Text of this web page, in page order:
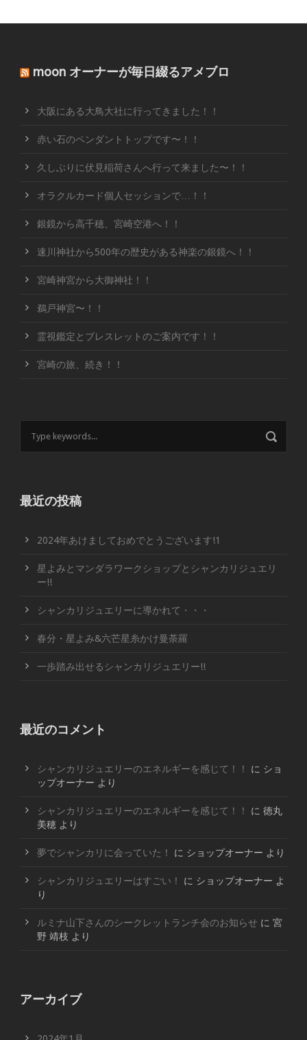
moon オーナーが毎日綴るアメブロ
大阪にある大鳥大社に行ってきました！！
赤い石のペンダントトップです〜！！
久しぶりに伏見稲荷さんへ行って来ました〜！！
オラクルカード個人セッションで…！！
銀鏡から高千穂、宮崎空港へ！！
速川神社から500年の歴史がある神楽の銀鏡へ！！
宮崎神宮から大御神社！！
鵜戸神宮〜！！
霊視鑑定とブレスレットのご案内です！！
宮崎の旅、続き！！
最近の投稿
2024年あけましておめでとうございます!1
星よみとマンダラワークショップとシャンカリジュエリ
ー!!
シャンカリジュエリーに導かれて・・・
春分・星よみ&六芒星糸かけ曼荼羅
一歩踏み出せるシャンカリジュエリー!!
最近のコメント
シャンカリジュエリーのエネルギーを感じて！！ に ショ
ップオーナー より
シャンカリジュエリーのエネルギーを感じて！！ に 徳丸
美穂 より
夢でシャンカリに会っていた！ に ショップオーナー より
シャンカリジュエリーはすごい！ に ショップオーナー よ
り
ルミナ山下さんのシークレットランチ会のお知らせ に 宮
野 靖枝 より
アーカイブ